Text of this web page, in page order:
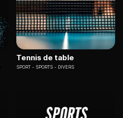
Tennis de table
SPORT SPORTS - DIVERS